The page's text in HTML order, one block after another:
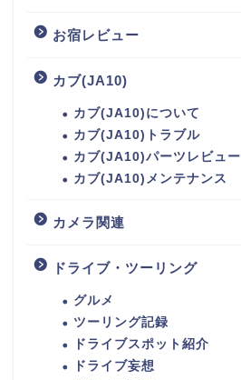
お宿レビュー
カブ(JA10)
カブ(JA10)について
カブ(JA10)トラブル
カブ(JA10)パーツレビュー
カブ(JA10)メンテナンス
カメラ関連
ドライブ・ツーリング
グルメ
ツーリング記録
ドライブスポット紹介
ドライブ妄想